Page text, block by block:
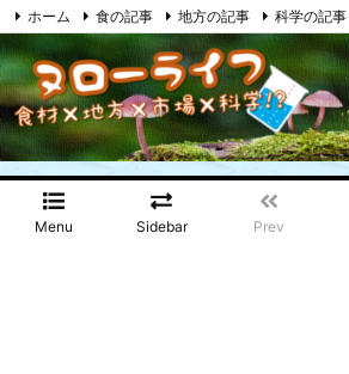
Menu Sidebar Prev
ホーム 食の記事 地方の記事 科学の記事
プライバシーポリシー
RSS Feedly